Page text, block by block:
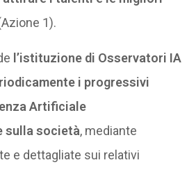
1).
l’istituzione di Osservatori IA
i progressivi
Artificiale
sulla società, mediante
e dettagliate sui relativi